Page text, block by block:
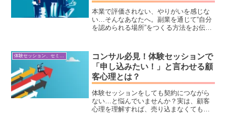
本業で評価されない、やりがいを感じな
い…そんなあなたへ。副業を通じて“自分
を認められる場所”をつくる方法をお伝え
にも安心の始め方も解説しています。
体験セッション、セミナー構築・ビジネス心理学
コンサル必見！体験セッションで
「申し込みたい！」と言わせる顧
客心理とは？
体験セッションをしても契約につながら
ない…と悩んでいませんか？実は、顧客
心理を理解すれば、売り込まなくても自